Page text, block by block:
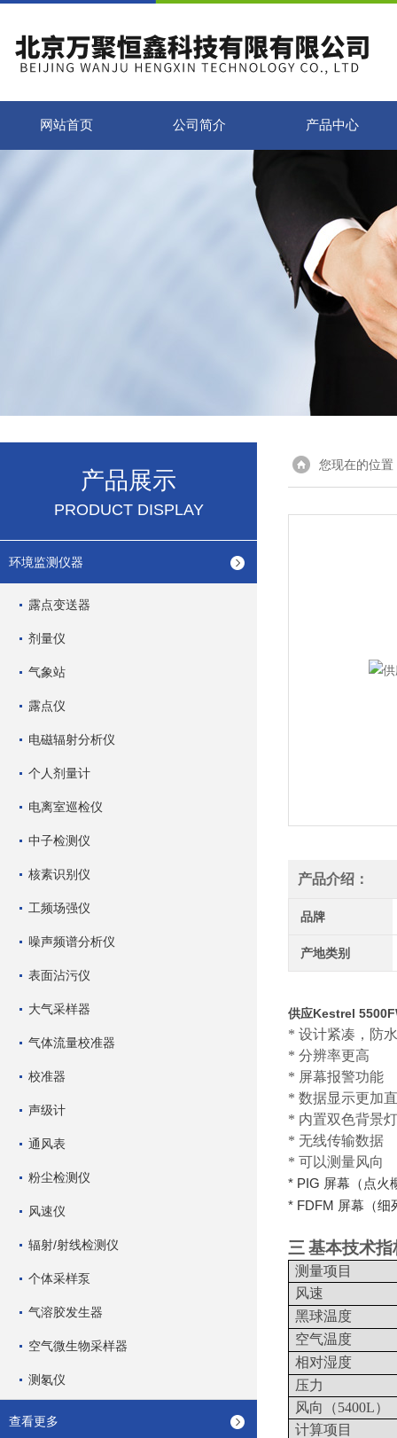
网站首页 公司简介 产品中心
产品展示
PRODUCT DISPLAY
环境监测仪器
露点变送器
剂量仪
气象站
露点仪
电磁辐射分析仪
个人剂量计
电离室巡检仪
中子检测仪
核素识别仪
工频场强仪
噪声频谱分析仪
表面沾污仪
大气采样器
气体流量校准器
校准器
声级计
通风表
粉尘检测仪
风速仪
辐射/射线检测仪
个体采样泵
气溶胶发生器
空气微生物采样器
测氡仪
查看更多
您现在的位置
产品介绍：
品牌
产地类别
供应Kestrel
* 设计紧凑，防
* 分辨率更高
* 屏幕报警功能
* 数据显示更加
* 内置双色背景灯
* 无线传输数据
* 可以测量风向
* PIG 屏幕（点火
* FDFM 屏幕（细
三 基本技术指
测量项目
风速
黑球温度
空气温度
相对湿度
压力
风向（5400L）
计算项目